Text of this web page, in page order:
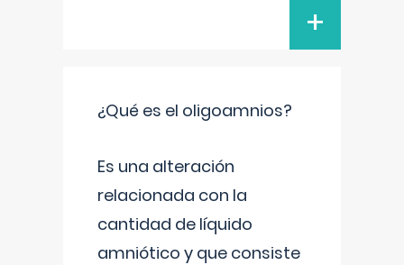
+
¿Qué es el oligoamnios?
Es una alteración
relacionada con la
cantidad de líquido
amniótico y que consiste